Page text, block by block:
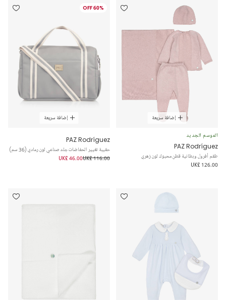
إضافة سريعة
الموسم الجديد
PAZ Rodríguez
طقم أفرول وبطانية قطن محبوك لون زهري
UK£ 126.00
60% OFF
إضافة سريعة
PAZ Rodríguez
حقيبة تغيير الحفاضات جلد صناعي لون رمادي (36 سم)
UK£ 116.00
UK£ 46.00